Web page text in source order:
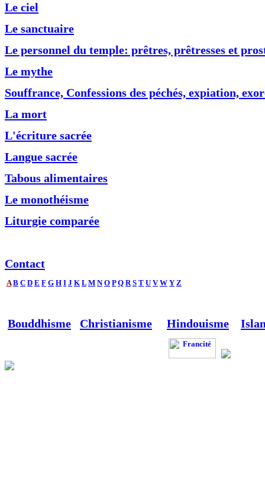
Le ciel
Le sanctuaire
Le personnel du temple: prêtres, prêtresses et
Le mythe
Souffrance, Confessions des péchés, expiation,
La mort
L'écriture sacrée
Langue sacrée
Tabous alimentaires
Le monothéisme
Liturgie comparée
Contact
A B C D E F G H I J K L M N O P Q R S T U V W Y Z
Bouddhisme Christianisme Hindouisme